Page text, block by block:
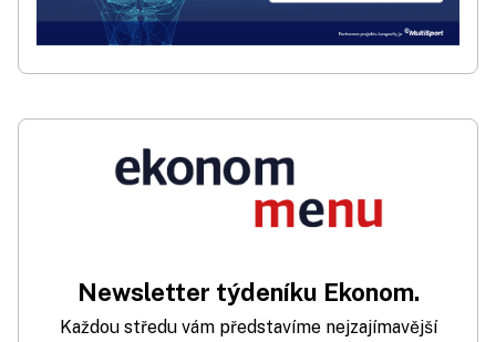
Newsletter týdeníku Ekonom.
Každou středu vám představíme nejzajímavější